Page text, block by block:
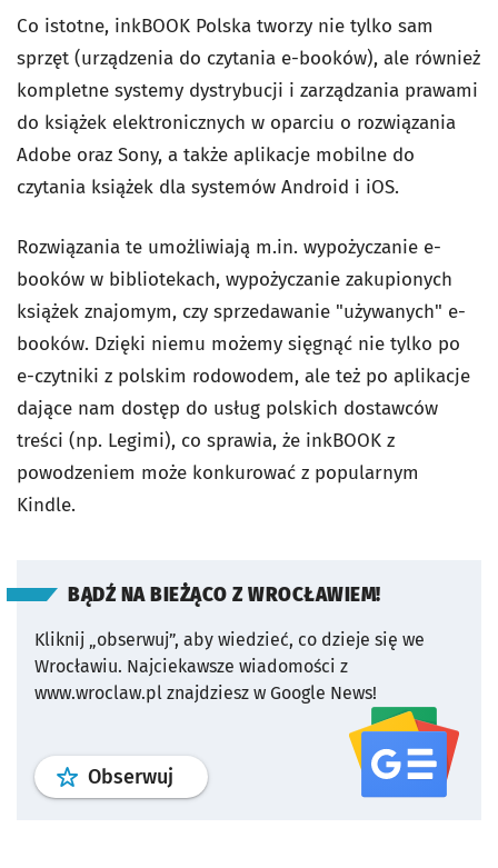
Co istotne, inkBOOK Polska tworzy nie tylko sam
sprzęt (urządzenia do czytania e-booków), ale również
kompletne systemy dystrybucji i zarządzania prawami
do książek elektronicznych w oparciu o rozwiązania
Adobe oraz Sony, a także aplikacje mobilne do
czytania książek dla systemów Android i iOS.
Rozwiązania te umożliwiają m.in. wypożyczanie e-
booków w bibliotekach, wypożyczanie zakupionych
książek znajomym, czy sprzedawanie "używanych" e-
booków. Dzięki niemu możemy sięgnąć nie tylko po
e-czytniki z polskim rodowodem, ale też po aplikacje
dające nam dostęp do usług polskich dostawców
treści (np. Legimi), co sprawia, że inkBOOK z
powodzeniem może konkurować z popularnym
Kindle.
BĄDŹ NA BIEŻĄCO Z WROCŁAWIEM!
Kliknij „obserwuj”, aby wiedzieć, co dzieje się we
Wrocławiu. Najciekawsze wiadomości z
www.wroclaw.pl znajdziesz w Google News!
Obserwuj profil serwisu